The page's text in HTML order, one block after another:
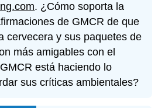
. ¿Cómo soporta la
de GMCR de que
cervecera y sus paquetes de
más amigables con el
está haciendo lo
sus críticas ambientales?